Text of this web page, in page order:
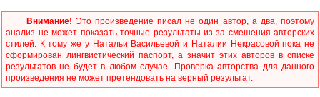
Внимание! Это произведение писал не один автор, а два, поэтому
анализ не может показать точные результаты из-за смешения авторских
стилей. К тому же у Натальи Васильевой и Наталии Некрасовой пока не
сформирован лингвистический паспорт, а значит этих авторов в списке
результатов не будет в любом случае. Проверка авторства для данного
произведения не может претендовать на верный результат.